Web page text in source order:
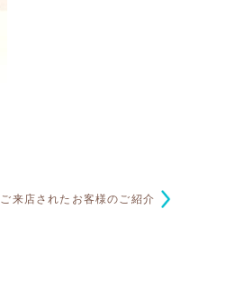
ご来店されたお客様のご紹介